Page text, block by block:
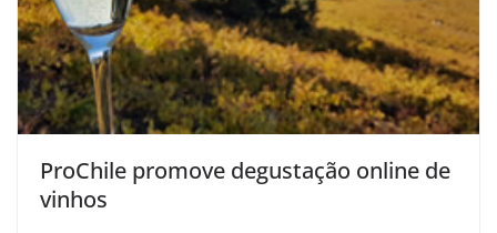
ProChile promove degustação online de
vinhos